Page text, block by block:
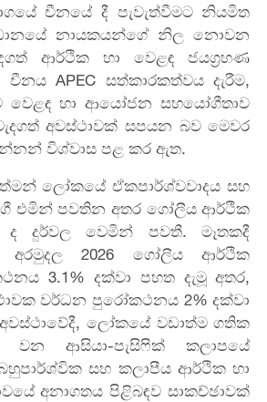
චීනයේ දී පැවැත්වීමට නියමිත
නායකයන්ගේ නිල නොවන
ආර්ථික හා වෙළඳ ජයග්‍රහණ
APEC සත්කාරකත්වය දැරීම,
වෙළඳ හා ආයෝජන සහයෝගීතාව
අවස්ථාවක් සපයන බව මෙවර
විශ්වාස පළ කර ඇත.
ලෝකයේ ඒකපාර්ශ්වවාදය සහ
එමින් පවතින අතර ගෝලීය ආර්ථික
ද දුර්වල වෙමින් පවතී. මෑතකදී
අරමුදල 2026 ගෝලීය ආර්ථික
3.1% දක්වා පහත දැමූ අතර,
වර්ධන පුරෝකථනය 2% දක්වා
ලෝකයේ වඩාත්ම ගතික
වන ආසියා-පැසිෆික් කලාපයේ
සහ කලාපීය ආර්ථික හා
අනාගතය පිළිබඳව සාකච්ඡාවක්